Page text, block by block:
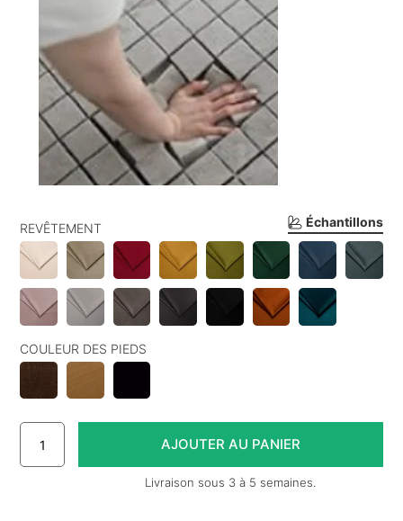
Échantillons
REVÊTEMENT
COULEUR DES PIEDS
Livraison sous 3 à 5 semaines.